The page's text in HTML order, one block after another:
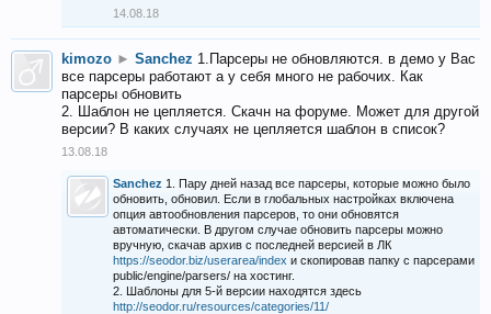
14.08.18
kimozo ► Sanchez 1.Парсеры не обновляются. в демо у Вас
все парсеры работают а у себя много не рабочих. Как
парсеры обновить
2. Шаблон не цепляется. Скачн на форуме. Может для другой
версии? В каких случаях не цепляется шаблон в список?
13.08.18
Sanchez 1. Пару дней назад все парсеры, которые можно было
обновить, обновил. Если в глобальных настройках включена
опция автообновления парсеров, то они обновятся
автоматически. В другом случае обновить парсеры можно
вручную, скачав архив с последней версией в ЛК
https://seodor.biz/userarea/index и скопировав папку с парсерами
public/engine/parsers/ на хостинг.
2. Шаблоны для 5-й версии находятся здесь
http://seodor.ru/resources/categories/11/